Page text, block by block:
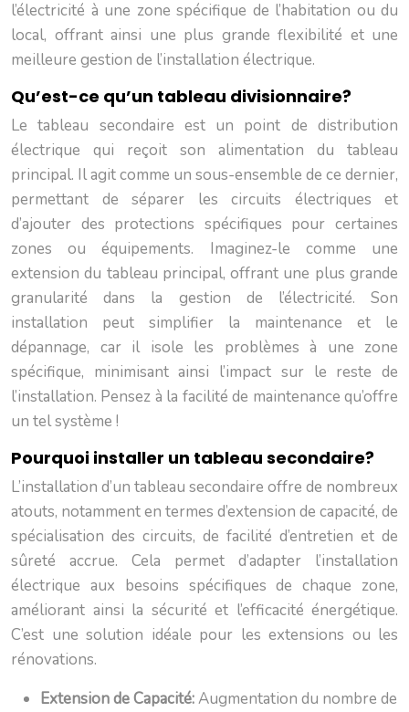
l’électricité à une zone spécifique de l’habitation ou du
local, offrant ainsi une plus grande flexibilité et une
meilleure gestion de l’installation électrique.
Qu’est-ce qu’un tableau divisionnaire?
Le tableau secondaire est un point de distribution
électrique qui reçoit son alimentation du tableau
principal. Il agit comme un sous-ensemble de ce dernier,
permettant de séparer les circuits électriques et
d’ajouter des protections spécifiques pour certaines
zones ou équipements. Imaginez-le comme une
extension du tableau principal, offrant une plus grande
granularité dans la gestion de l’électricité. Son
installation peut simplifier la maintenance et le
dépannage, car il isole les problèmes à une zone
spécifique, minimisant ainsi l’impact sur le reste de
l’installation. Pensez à la facilité de maintenance qu’offre
un tel système !
Pourquoi installer un tableau secondaire?
L’installation d’un tableau secondaire offre de nombreux
atouts, notamment en termes d’extension de capacité, de
spécialisation des circuits, de facilité d’entretien et de
sûreté accrue. Cela permet d’adapter l’installation
électrique aux besoins spécifiques de chaque zone,
améliorant ainsi la sécurité et l’efficacité énergétique.
C’est une solution idéale pour les extensions ou les
rénovations.
Extension de Capacité:Augmentation du nombre de